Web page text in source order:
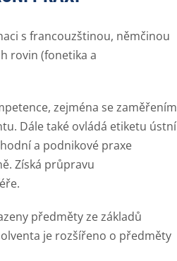
s francouzštinou, němčinou
rovin (fonetika a
zejména se zaměřením
Dále také ovládá etiketu ústní
a podnikové praxe
Získá průpravu
předměty ze základů
je rozšířeno o předměty